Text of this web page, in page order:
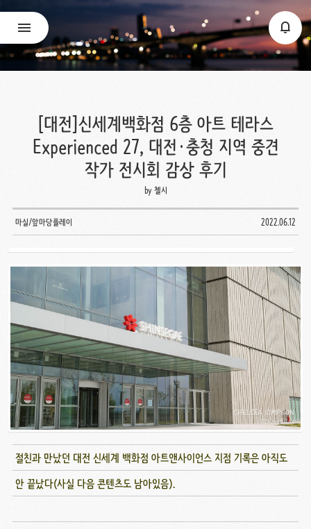
[대전]신세계백화점 6층 아트 테라스
Experienced 27, 대전·충청 지역 중견
작가 전시회 감상 후기
by 첼시
마실/앞마당플레이 2022.06.12
절친과 만났던 대전 신세계 백화점 아트앤사이언스 지점 기록은 아직도
안 끝났다(사실 다음 콘텐츠도 남아있음).